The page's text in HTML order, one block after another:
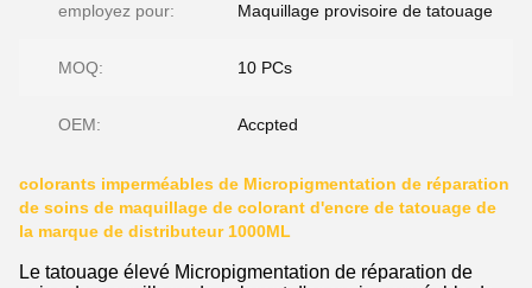
employez pour: Maquillage provisoire de tatouage
MOQ: 10 PCs
OEM: Accpted
colorants imperméables de Micropigmentation de réparation
de soins de maquillage de colorant d'encre de tatouage de
la marque de distributeur 1000ML
Le tatouage élevé Micropigmentation de réparation de